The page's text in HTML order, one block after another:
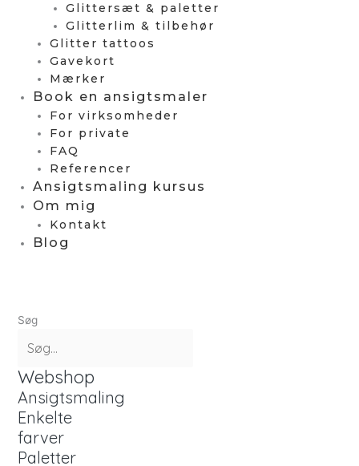
Glittersæt & paletter
Glitterlim & tilbehør
Glitter tattoos
Gavekort
Mærker
Book en ansigtsmaler
For virksomheder
For private
FAQ
Referencer
Ansigtsmaling kursus
Om mig
Kontakt
Blog
Søg
Webshop
Ansigtsmaling
Enkelte
farver
Paletter